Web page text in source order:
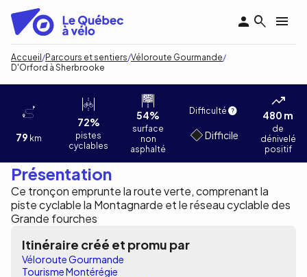
contenu
principal
Fil
d'Ariane
Accueil Parcours et sentiers Véloroute Gourmande
D'Orford à Sherbrooke
D'Orford à Sherbrooke
79 km
72%
pistes
cyclables
54%
surface
non
asphalté
Difficulté
Difficile
480 m
de
dénivelé
positif
Présentation
Ce tronçon emprunte la route verte, comprenant la
piste cyclable la Montagnarde et le réseau cyclable des
Grande fourches
Itinéraire créé et promu par
Véloroute Gourmande
Tourisme Montérégie